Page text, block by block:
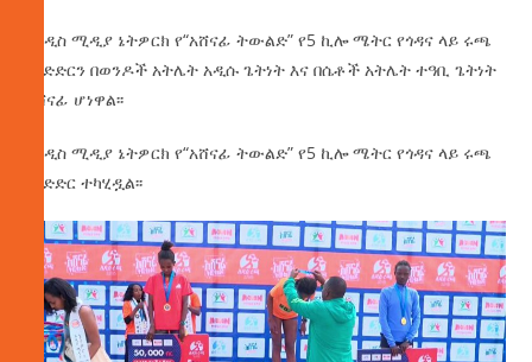
የአዲስ ሚዲያ ኔትዎርክ የ“አሸናፊ ትውልድ” የ5 ኪሎ ሜትር የጎዳና ላይ ሩጫ
ውድድርን በወንዶች አትሌት አዲሱ ጌትነት እና በሴቶች አትሌት ተዓቢ ጌትነት
አሸናፊ ሆነዋል፡፡
የአዲስ ሚዲያ ኔትዎርክ የ“አሸናፊ ትውልድ” የ5 ኪሎ ሜትር የጎዳና ላይ ሩጫ
ውድድር ተካሂዷል፡፡